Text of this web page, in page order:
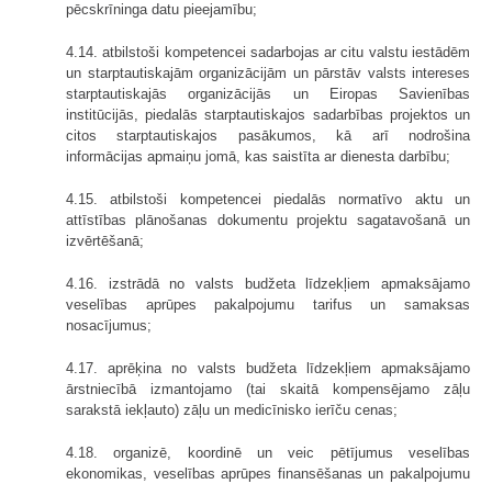
pēcskrīninga datu pieejamību;
4.14. atbilstoši kompetencei sadarbojas ar citu valstu iestādēm
un starptautiskajām organizācijām un pārstāv valsts intereses
starptautiskajās organizācijās un Eiropas Savienības
institūcijās, piedalās starptautiskajos sadarbības projektos un
citos starptautiskajos pasākumos, kā arī nodrošina
informācijas apmaiņu jomā, kas saistīta ar dienesta darbību;
4.15. atbilstoši kompetencei piedalās normatīvo aktu un
attīstības plānošanas dokumentu projektu sagatavošanā un
izvērtēšanā;
4.16. izstrādā no valsts budžeta līdzekļiem apmaksājamo
veselības aprūpes pakalpojumu tarifus un samaksas
nosacījumus;
4.17. aprēķina no valsts budžeta līdzekļiem apmaksājamo
ārstniecībā izmantojamo (tai skaitā kompensējamo zāļu
sarakstā iekļauto) zāļu un medicīnisko ierīču cenas;
4.18. organizē, koordinē un veic pētījumus veselības
ekonomikas, veselības aprūpes finansēšanas un pakalpojumu